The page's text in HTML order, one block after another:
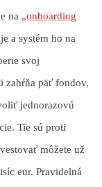
na „onboarding
a systém ho na
svoj
zahŕňa päť fondov,
jednorazovú
Tie sú proti
môžete už
eur. Pravidelná